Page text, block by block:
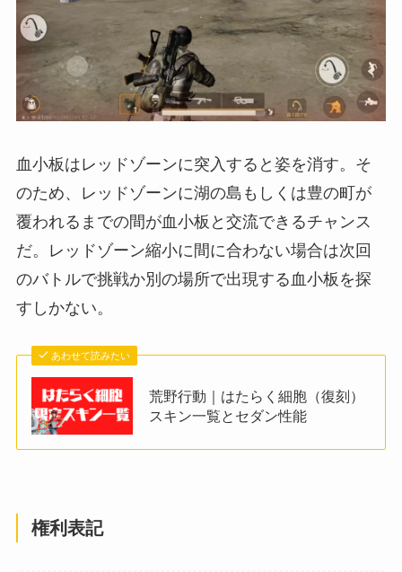
血小板はレッドゾーンに突入すると姿を消す。そ
のため、レッドゾーンに湖の島もしくは豊の町が
覆われるまでの間が血小板と交流できるチャンス
だ。レッドゾーン縮小に間に合わない場合は次回
のバトルで挑戦か別の場所で出現する血小板を探
すしかない。
あわせて読みたい
荒野行動｜はたらく細胞（復刻）
スキン一覧とセダン性能
権利表記